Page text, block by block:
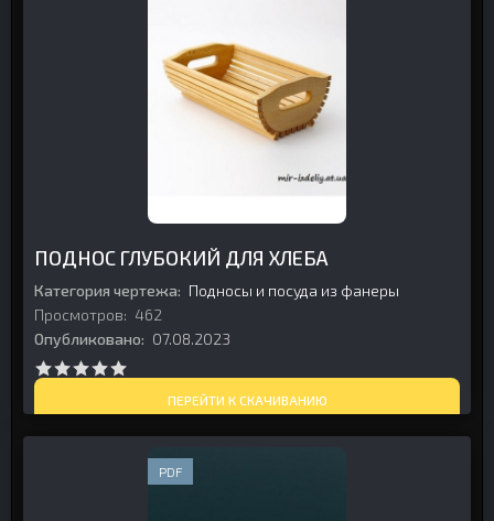
ПОДНОС ГЛУБОКИЙ ДЛЯ ХЛЕБА
Категория чертежа: Подносы и посуда из фанеры
Просмотров: 462
Опубликовано: 07.08.2023
ПЕРЕЙТИ К СКАЧИВАНИЮ
PDF